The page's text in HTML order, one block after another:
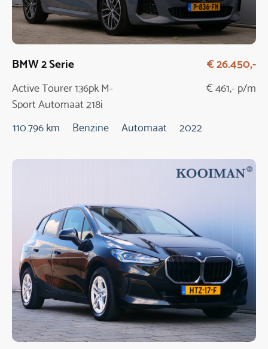
BMW 2 Serie
Active Tourer 136pk M-
Sport Automaat 218i
€ 26.450,-
€ 461,- p/m
110.796 km Benzine Automaat 2022